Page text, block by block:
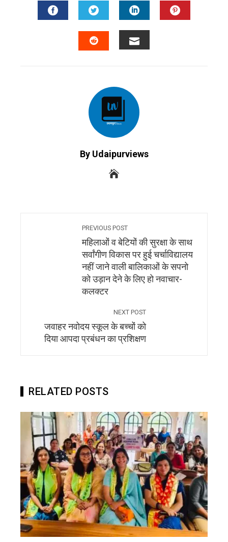
FACEBOOKTWITTERLINKEDIN
By Udaipurviews
PREVIOUS POST
महिलाओं व बेटियों की सुरक्षा के साथ
सर्वांगीण विकास पर हुई चर्चाविद्यालय
नहीं जाने वाली बालिकाओं के सपनो
को उड़ान देने के लिए हो नवाचार-
कलक्टर
NEXT POST
जवाहर नवोदय स्कूल के बच्चों को
दिया आपदा प्रबंधन का प्रशिक्षण
RELATED POSTS